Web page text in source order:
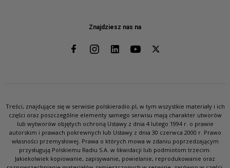
Znajdziesz nas na
Treści, znajdujące się w serwisie polskieradio.pl, w tym wszystkie materiały i ich
części oraz poszczególne elementy samego serwisu mają charakter utworów
lub wytworów objętych ochroną Ustawy z dnia 4 lutego 1994 r. o prawie
autorskim i prawach pokrewnych lub Ustawy z dnia 30 czerwca 2000 r. Prawo
własności przemysłowej. Prawa o których mowa w zdaniu poprzedzającym
przysługują Polskiemu Radiu S.A. w likwidacji lub podmiotom trzecim.
Jakiekolwiek kopiowanie, zapisywanie, powielanie, reprodukowanie oraz